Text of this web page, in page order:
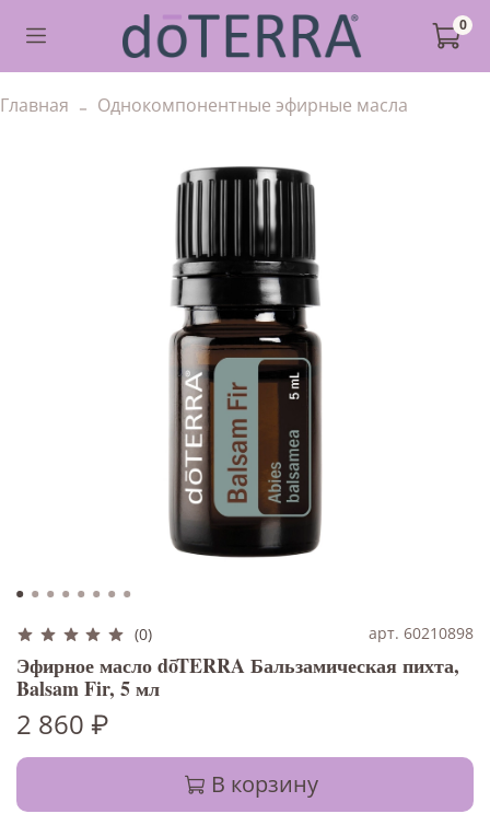
0
Главная Однокомпонентные эфирные масла
(0) арт. 60210898
Эфирное масло dōTERRA Бальзамическая пихта,
Balsam Fir, 5 мл
2 860 ₽
В корзину